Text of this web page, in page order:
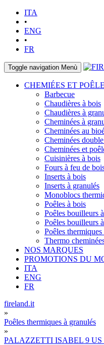
ITA
•
ENG
•
FR
Toggle navigation Menù
CHEMIÉES ET
Barbecue
Chaudières à bois
Chaudières à
Cheminées à
Cheminées au
Cheminées
Cheminées et
Cuisinières à bois
Fours à feu de
Inserts à bois
Inserts à granulés
Monoblocs
Poêles à bois
Poêles bouilleurs
Poêles bouilleurs
Poêles
Thermo
NOS MARQUES
PROMOTIONS DU
ITA
ENG
FR
fireland.it
»
Poêles thermiques à granulés
»
PALAZZETTI ISABEL 9 US